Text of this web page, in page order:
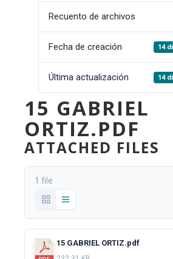
Recuento de archivos
Fecha de creación 14
Última actualización 14
15 GABRIEL
ORTIZ.PDF
ATTACHED FILES
1 file
15 GABRIEL ORTIZ.pdf